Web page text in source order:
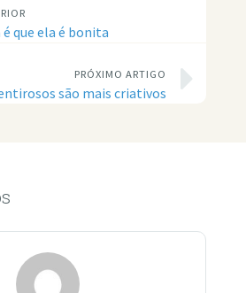
que ela é bonita
PRÓXIMO ARTIGO
são mais criativos